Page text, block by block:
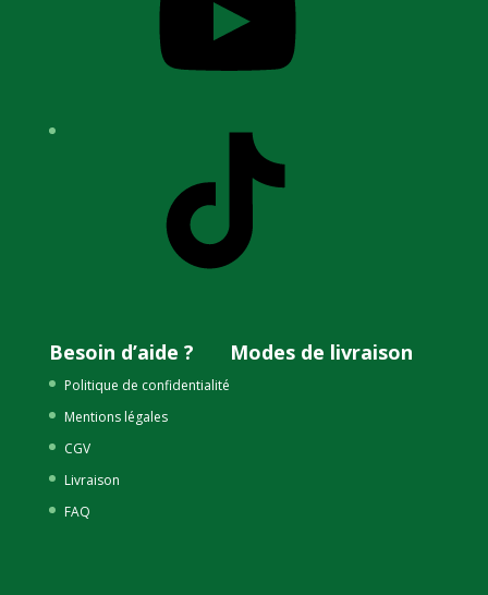
Besoin d’aide ?
Politique de confidentialité
Mentions légales
CGV
Livraison
FAQ
Modes de livraison